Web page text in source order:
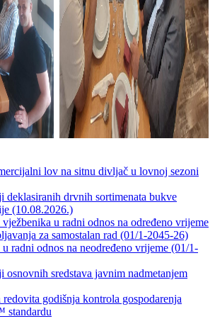
lov na sitnu divljač u lovnoj sezoni
deklasiranih drvnih sortimenata bukve
(10.08.2026.)
u radni odnos na određeno vrijeme
za samostalan rad (01/1-2045-26)
radni odnos na neodređeno vrijeme (01/1-
osnovnih sredstava javnim nadmetanjem
redovita godišnja kontrola gospodarenja
standardu